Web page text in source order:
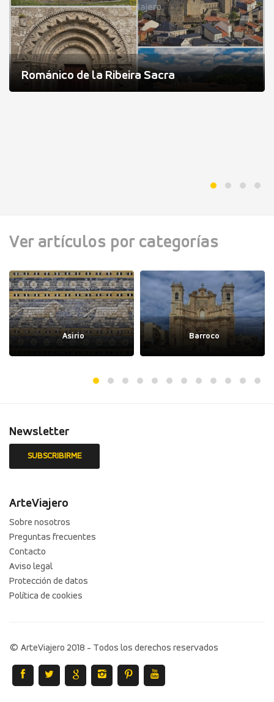
Románico de la Ribeira Sacra
Ver artículos por categorías
Asirio Barroco
Newsletter
ArteViajero
Sobre nosotros
Preguntas frecuentes
Contacto
Aviso legal
Protección de datos
Política de cookies
© ArteViajero 2018 - Todos los derechos reservados